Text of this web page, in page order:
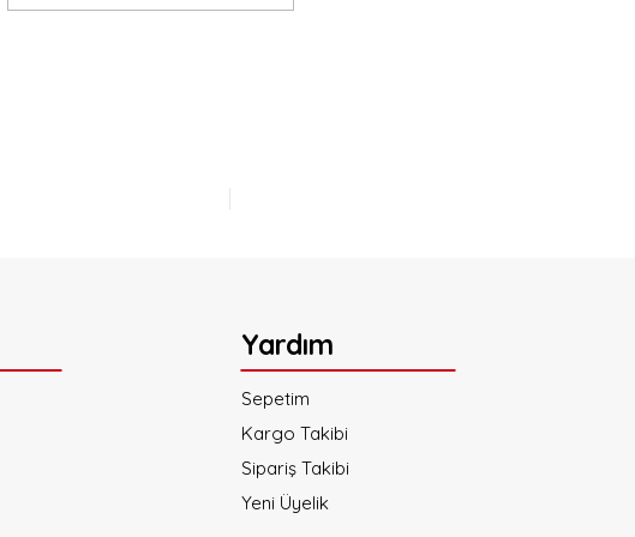
Yardım
Sepetim
Kargo Takibi
Sipariş Takibi
Yeni Üyelik